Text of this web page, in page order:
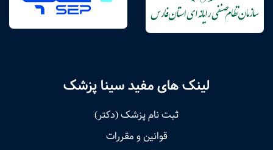
لینک های مفید سینا پزشک
ثبت نام پزشک (دکتر)
قوانین و مقررات